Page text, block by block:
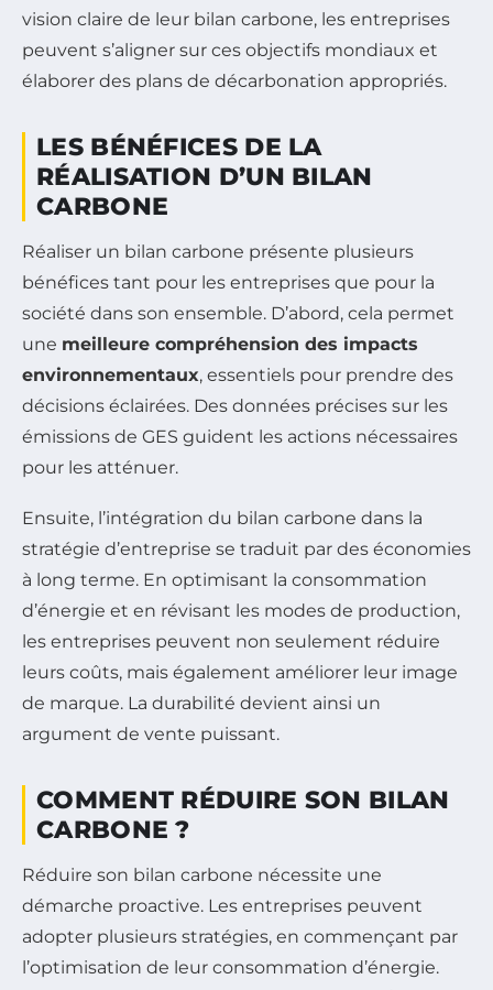
vision claire de leur bilan carbone, les entreprises
peuvent s’aligner sur ces objectifs mondiaux et
élaborer des plans de décarbonation appropriés.
LES BÉNÉFICES DE LA
RÉALISATION D’UN BILAN
CARBONE
Réaliser un bilan carbone présente plusieurs
bénéfices tant pour les entreprises que pour la
société dans son ensemble. D’abord, cela permet
une meilleure compréhension des impacts
environnementaux, essentiels pour prendre des
décisions éclairées. Des données précises sur les
émissions de GES guident les actions nécessaires
pour les atténuer.
Ensuite, l’intégration du bilan carbone dans la
stratégie d’entreprise se traduit par des économies
à long terme. En optimisant la consommation
d’énergie et en révisant les modes de production,
les entreprises peuvent non seulement réduire
leurs coûts, mais également améliorer leur image
de marque. La durabilité devient ainsi un
argument de vente puissant.
COMMENT RÉDUIRE SON BILAN
CARBONE ?
Réduire son bilan carbone nécessite une
démarche proactive. Les entreprises peuvent
adopter plusieurs stratégies, en commençant par
l’optimisation de leur consommation d’énergie.